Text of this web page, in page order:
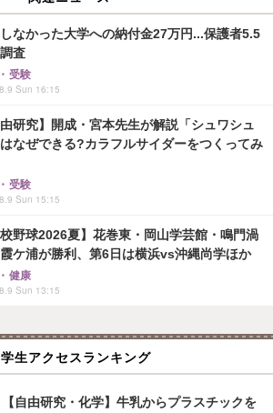
なかった大学への納付金27万円...保護者5.5
査
受験
Sun 16:15
由研究】開成・宮本先生が解説「シュワシュ
なぜできる?カラフルサイダーをつくってみ
受験
Sun 15:15
校野球2026夏】花巻東・岡山学芸館・鳴門渦
ケ浦が勝利、第6日は横浜vs沖縄尚学ほか
健康
Sun 13:15
生アクセスランキング
【自由研究・化学】牛乳からプラスチックを